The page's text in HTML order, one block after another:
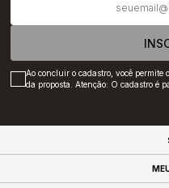
Ao concluir o cadastro, você
da proposta. Atenção: O cadastro é